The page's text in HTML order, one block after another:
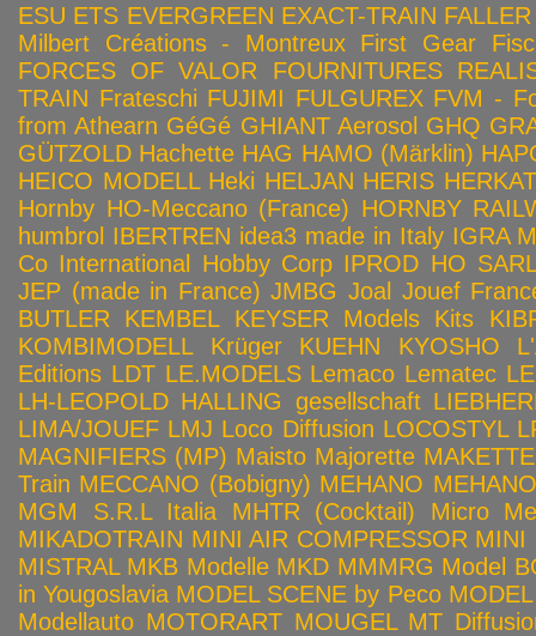
ESU ETS EVERGREEN EXACT-TRAIN FALLER
Milbert Créations - Montreux First Gear
FORCES OF VALOR
FOURNITURES
TRAIN Frateschi FUJIMI FULGUREX FVM -
from Athearn GéGé GHIANT Aerosol GHQ
GÜTZOLD Hachette HAG HAMO (Märklin)
HEICO MODELL Heki HELJAN HERIS HERKAT
Hornby HO-Meccano (France) HORNBY
humbrol IBERTREN idea3 made in Italy IGRA
Co International Hobby Corp IPROD HO
JEP (made in France) JMBG Joal Jouef
BUTLER
KEMBEL KEYSER Models Kits
KOMBIMODELL
Krüger KUEHN KYOSHO
Editions LDT LE.MODELS Lemaco Lematec
LH-LEOPOLD HALLING gesellschaft
LIMA/JOUEF LMJ Loco Diffusion LOCOSTYL
MAGNIFIERS (MP) Maisto Majorette MAKETTE
Train MECCANO (Bobigny) MEHANO
MGM S.R.L Italia
MHTR (Cocktail)
Micro
MIKADOTRAIN MINI AIR COMPRESSOR MINI
MISTRAL MKB Modelle MKD MMMRG Model
in Yougoslavia MODEL SCENE by Peco
Modellauto MOTORART MOUGEL MT